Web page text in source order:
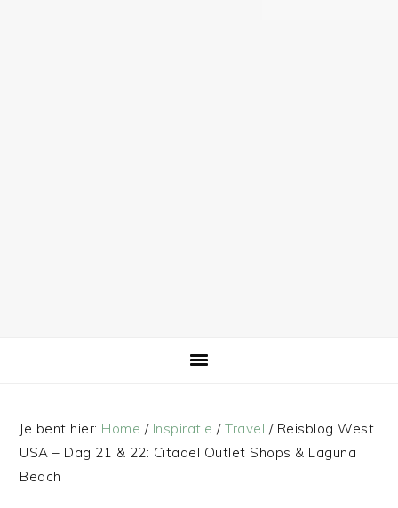
Je bent hier: Home / Inspiratie / Travel /Reisblog West
USA – Dag 21 & 22: Citadel Outlet Shops & Laguna
Beach